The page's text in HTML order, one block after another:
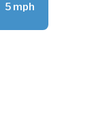
5 mph